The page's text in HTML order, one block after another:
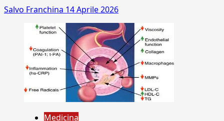
Salvo Franchina 14 Aprile 2026
Medicina